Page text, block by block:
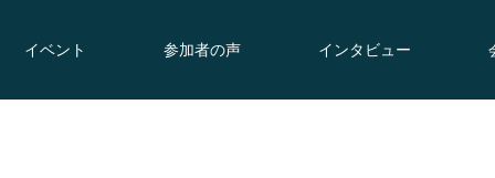
イベント 参加者の声 インタビュー